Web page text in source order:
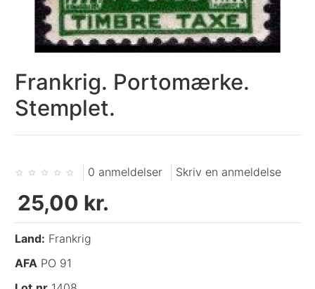
Frankrig. Portomærke.
Stemplet.
0 anmeldelser Skriv en anmeldelse
25,00 kr.
Land: Frankrig
AFA PO 91